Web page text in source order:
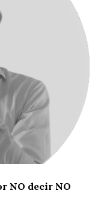
NO decir NO